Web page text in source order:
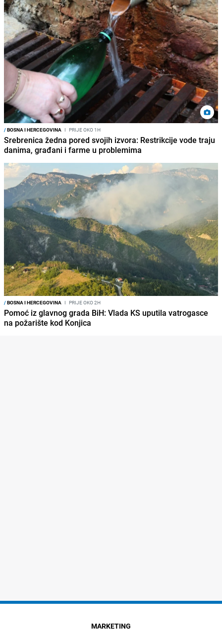
/BOSNA I HERCEGOVINA I PRIJE OKO 1H
Srebrenica žedna pored svojih izvora: Restrikcije vode traju
danima, građani i farme u problemima
/BOSNA I HERCEGOVINA I PRIJE OKO 2H
Pomoć iz glavnog grada BiH: Vlada KS uputila vatrogasce
na požarište kod Konjica
MARKETING